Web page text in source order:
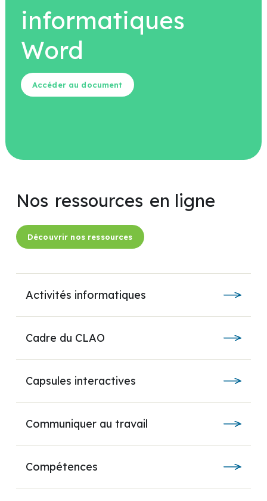
informatiques
Word
Accéder au document
Nos ressources en ligne
Découvrir nos ressources
Activités informatiques
Cadre du CLAO
Capsules interactives
Communiquer au travail
Compétences